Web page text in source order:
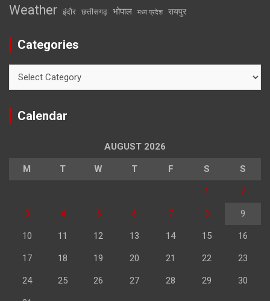
Weather इंदौर छत्तीसगढ़ भोपाल मध्य प्रदेश रायपुर
Categories
Calendar
AUGUST 2026
M T W T F S S
1 2
3 4 5 6 7 8 9
10 11 12 13 14 15 16
17 18 19 20 21 22 23
24 25 26 27 28 29 30